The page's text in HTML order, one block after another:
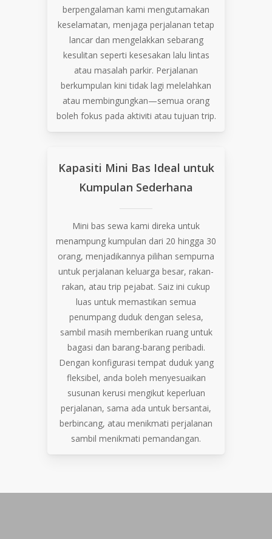
Kapasiti Mini Bas Ideal untuk
Kumpulan Sederhana
Mini bas sewa kami direka untuk
menampung kumpulan dari 20 hingga 30
orang, menjadikannya pilihan sempurna
untuk perjalanan keluarga besar, rakan-
rakan, atau trip pejabat. Saiz ini cukup
luas untuk memastikan semua
penumpang duduk dengan selesa,
sambil masih memberikan ruang untuk
bagasi dan barang-barang peribadi.
Dengan konfigurasi tempat duduk yang
fleksibel, anda boleh menyesuaikan
susunan kerusi mengikut keperluan
perjalanan, sama ada untuk bersantai,
berbincang, atau menikmati perjalanan
sambil menikmati pemandangan.
berpengalaman kami mengutamakan
keselamatan, menjaga perjalanan tetap
lancar dan mengelakkan sebarang
kesulitan seperti kesesakan lalu lintas
atau masalah parkir. Perjalanan
berkumpulan kini tidak lagi melelahkan
atau membingungkan—semua orang
boleh fokus pada aktiviti atau tujuan trip.